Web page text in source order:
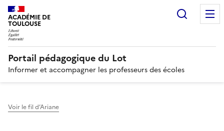
ACADÉMIE DE
TOULOUSE
Portail pédagogique du Lot
Informer et accompagner les professeurs des écoles
Voir le fil d’Ariane